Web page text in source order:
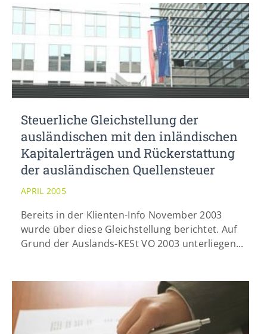
Get in touch
Cybersteel Inc.
376-293 City Road, Suite 600
San Francisco, CA 94102
+44 1234 567 890
Drop us a line
info@yourdomain.com
Steuerliche Gleichstellung der
ausländischen mit den inländischen
Kapitalerträgen und Rückerstattung
der ausländischen Quellensteuer
APRIL 2005
Bereits in der Klienten-Info November 2003
wurde über diese Gleichstellung berichtet. Auf
Grund der Auslands-KESt VO 2003 unterliegen...